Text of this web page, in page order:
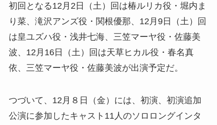
初回となる12月2日（土）回は椿ルリカ役・堀内ま
り菜、滝沢アンズ役・関根優那、12月9日（土）回
は皇ユズハ役・浅井七海、三笠マーヤ役・佐藤美
波、12月16日（土）回は天草ヒカル役・春名真
依、三笠マーヤ役・佐藤美波が出演予定だ。
つづいて、12月８日（金）には、初演、初演追加
公演に参加したキャスト11人のソロロングインタ